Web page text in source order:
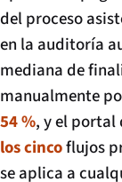
del proceso
en la auditoría
mediana de
manualmente
54 %, y el portal
los cincoflujos
se aplica a